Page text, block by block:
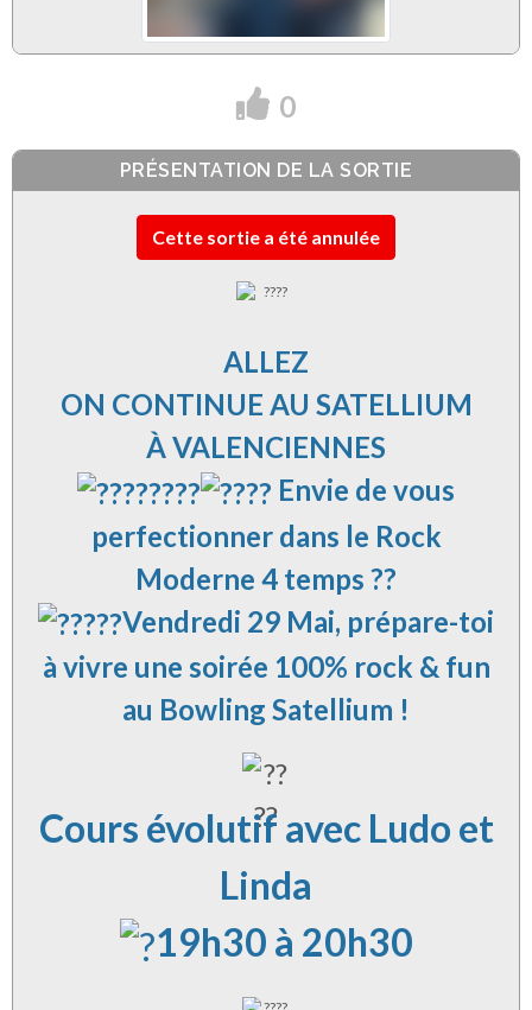
0
PRÉSENTATION DE LA SORTIE
Cette sortie a été annulée
ALLEZ
ON CONTINUE AU SATELLIUM
À VALENCIENNES
Envie de vous
perfectionner dans le Rock
Moderne 4 temps ??
Vendredi 29 Mai, prépare-toi
à vivre une soirée 100% rock & fun
au Bowling Satellium !
Cours évolutif avec Ludo et
Linda
19h30 à 20h30